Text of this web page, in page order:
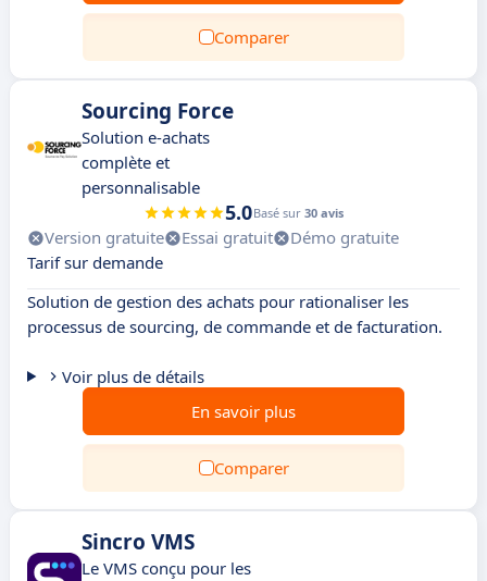
Comparer
Sourcing Force
Solution e-achats
complète et
personnalisable
5.0Basé sur 30 avis
Version gratuite Essai gratuit
Démo gratuite
Tarif sur demande
Solution de gestion des achats pour rationaliser les
processus de sourcing, de commande et de facturation.
Voir plus de détails
En savoir plus
Comparer
Sincro VMS
Le VMS conçu pour les